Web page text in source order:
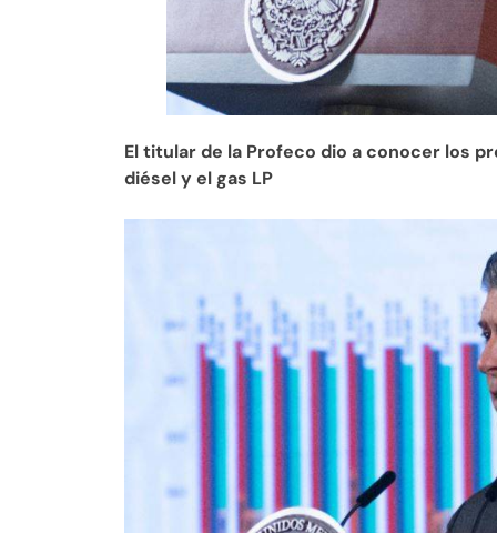
El titular de la Profeco dio a conocer los
diésel y el gas LP